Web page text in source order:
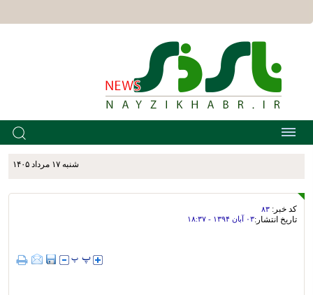
شنبه ۱۷ مرداد ۱۴۰۵
کد خبر: ۸۳
تاریخ انتشار:۰۳ آبان ۱۳۹۴ - ۱۸:۳۷